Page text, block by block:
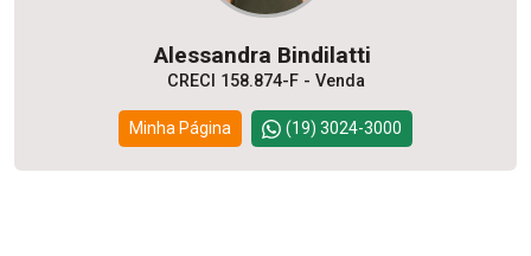
Alessandra Bindilatti
CRECI 158.874-F - Venda
Minha Página (19) 3024-3000